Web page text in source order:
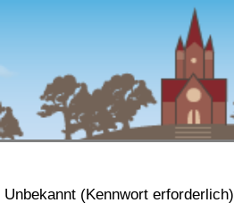
Unbekannt (Kennwort erforderlich)